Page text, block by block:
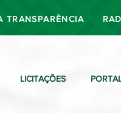
TRANSPARÊNCIA
LICITAÇÕES